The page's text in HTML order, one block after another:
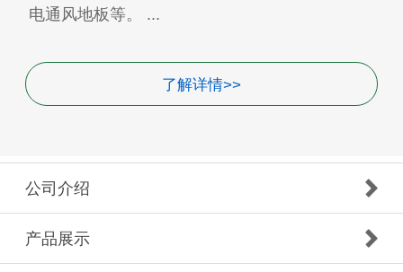
电通风地板等。 ...
了解详情>>
公司介绍
产品展示